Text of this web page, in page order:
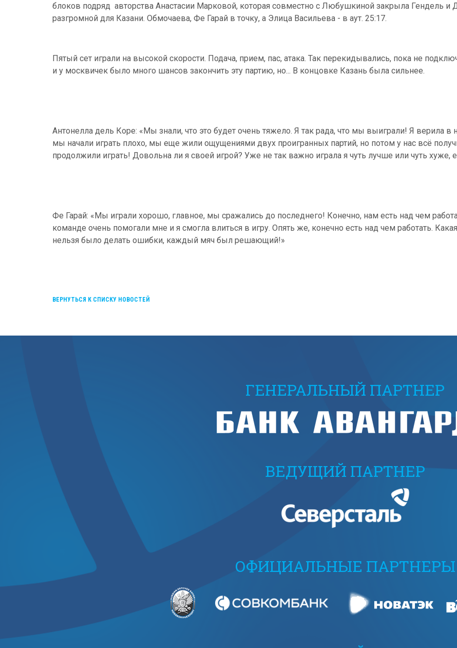
блоков подряд авторства Анастасии Марковой, которая совместно с Любушкиной закрыла Гендель
разгромной для Казани. Обмочаева, Фе Гарай в точку, а Элица Васильева - в аут. 25:17.
Пятый сет играли на высокой скорости. Подача, прием, пас, атака. Так перекидывались, пока не
и у москвичек было много шансов закончить эту партию, но... В концовке Казань была сильнее.
Антонелла дель Коре: «Мы знали, что это будет очень тяжело. Я так рада, что мы выиграли! Я верила в
мы начали играть плохо, мы еще жили ощущениями двух проигранных партий, но потом у нас всё
продолжили играть! Довольна ли я своей игрой? Уже не так важно играла я чуть лучше или чуть хуже,
Фе Гарай: «Мы играли хорошо, главное, мы сражались до последнего! Конечно, нам есть над чем
команде очень помогали мне и я смогла влиться в игру. Опять же, конечно есть над чем работать.
нельзя было делать ошибки, каждый мяч был решающий!»
ВЕРНУТЬСЯ К СПИСКУ НОВОСТЕЙ
ГЕНЕРАЛЬНЫЙ ПАРТНЕР
ВЕДУЩИЙ ПАРТНЕР
ОФИЦИАЛЬНЫЕ ПАРТНЕРЫ